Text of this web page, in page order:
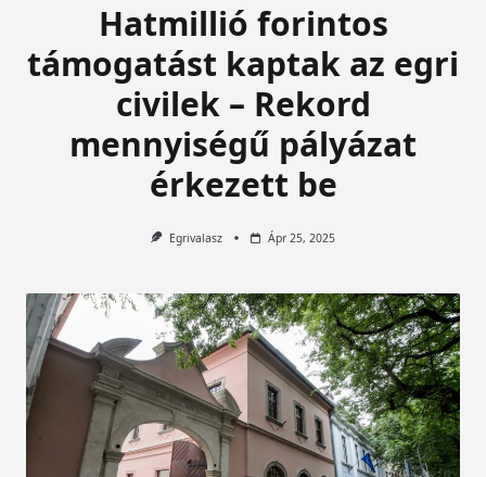
Hatmillió forintos
támogatást kaptak az egri
civilek – Rekord
mennyiségű pályázat
érkezett be
Egrivalasz Ápr 25, 2025